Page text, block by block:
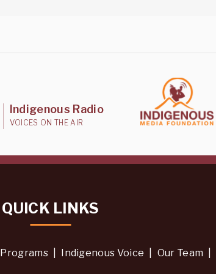
Indigenous Radio
VOICES ON THE AIR
QUICK LINKS
Programs Indigenous Voice Our Team